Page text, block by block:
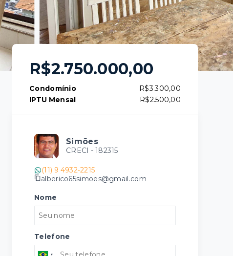
R$2.750.000,00
Condomínio
R$3.300,00
IPTU Mensal
R$2.500,00
Simões
CRECI - 182315
(11) 9 4932-2215
alberico65simoes@gmail.com
Nome
Telefone